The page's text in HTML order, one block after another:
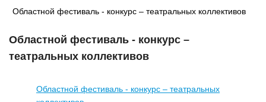
Областной фестиваль - конкурс – театральных коллективов
Областной фестиваль - конкурс –
театральных коллективов
Областной фестиваль - конкурс – театральных